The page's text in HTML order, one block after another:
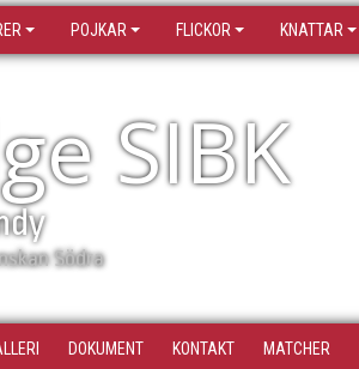
POJKAR FLICKOR KNATTAR
SIBK
Södra
DOKUMENT KONTAKT MATCHER